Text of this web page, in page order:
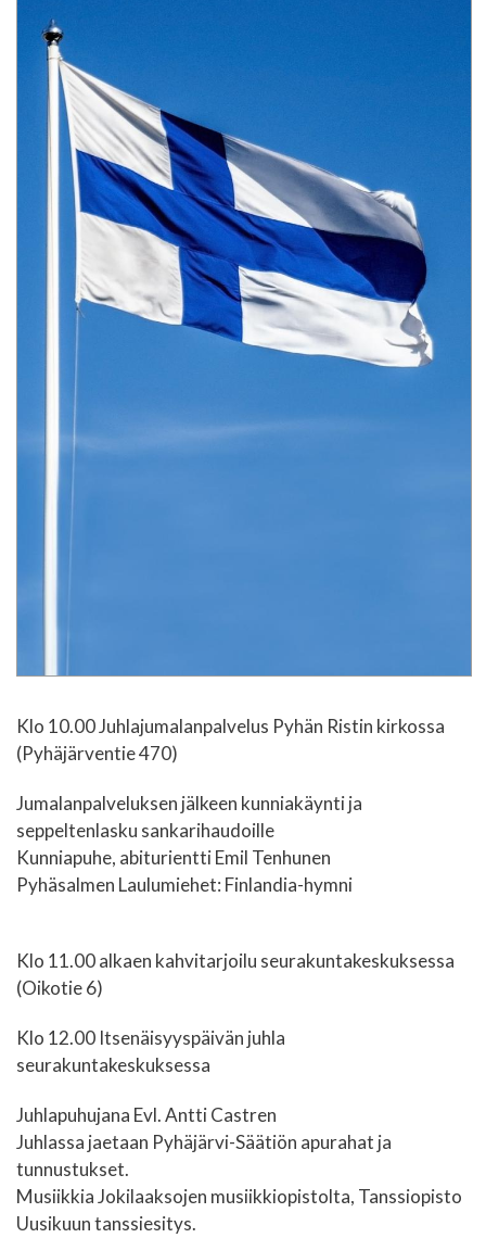
Klo 10.00 Juhlajumalanpalvelus Pyhän Ristin kirkossa
(Pyhäjärventie 470)
Jumalanpalveluksen jälkeen kunniakäynti ja
seppeltenlasku sankarihaudoille
Kunniapuhe, abiturientti Emil Tenhunen
Pyhäsalmen Laulumiehet: Finlandia-hymni
Klo 11.00 alkaen kahvitarjoilu seurakuntakeskuksessa
(Oikotie 6)
Klo 12.00 Itsenäisyyspäivän juhla
seurakuntakeskuksessa
Juhlapuhujana Evl. Antti Castren
Juhlassa jaetaan Pyhäjärvi-Säätiön apurahat ja
tunnustukset.
Musiikkia Jokilaaksojen musiikkiopistolta, Tanssiopisto
Uusikuun tanssiesitys.